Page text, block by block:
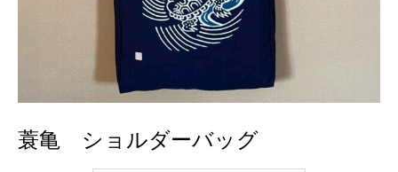
蓑亀 ショルダーバッグ